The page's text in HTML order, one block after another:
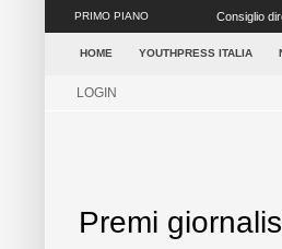
PRIMO PIANO Consiglio
avranno ...
HOME YOUTHPRESS ITALIA
LOGIN
Premi